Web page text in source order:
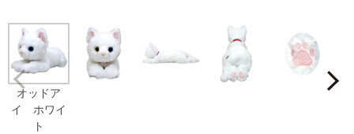
オッドア
イ ホワイ
ト
Prev